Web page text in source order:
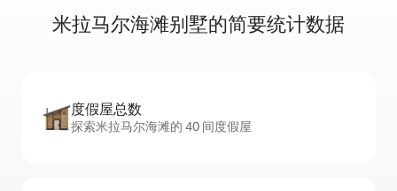
米拉马尔海滩别墅的简要统计数据
度假屋总数
探索米拉马尔海滩的 40 间度假屋